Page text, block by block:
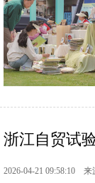
浙江自贸试
2026-04-21 09:58:10 来